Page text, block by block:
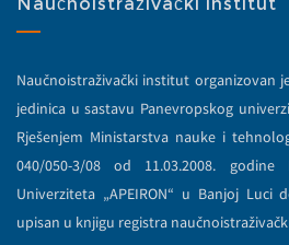
Naučnoistraživački institut organizovan
jedinica u sastavu Panevropskog
Rješenjem Ministarstva nauke i
040/050-3/08 od 11.03.2008. godine
Univerziteta „APEIRON“ u Banjoj
upisan u knjigu registra